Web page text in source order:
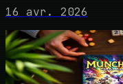
16 avr. 2026